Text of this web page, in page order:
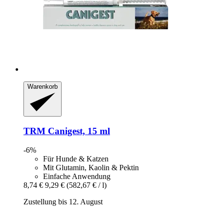
Warenkorb
TRM Canigest, 15 ml
-6%
Für Hunde & Katzen
Mit Glutamin, Kaolin & Pektin
Einfache Anwendung
8,74 € 9,29 € (582,67 € / l)
Zustellung bis 12. August